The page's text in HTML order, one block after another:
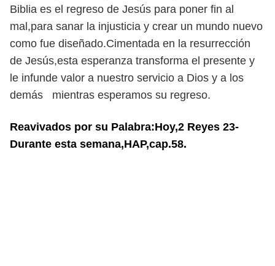
Biblia es el regreso de Jesús para poner fin al
mal,para sanar la injusticia y crear un mundo nuevo
como fue diseñado.Cimentada en la resurrección
de Jesús,esta esperanza transforma el presente y
le infunde valor a nuestro servicio a Dios y a los
demás mientras esperamos su regreso.
Reavivados por su Palabra:Hoy,2 Reyes 23-
Durante esta semana,HAP,cap.58.